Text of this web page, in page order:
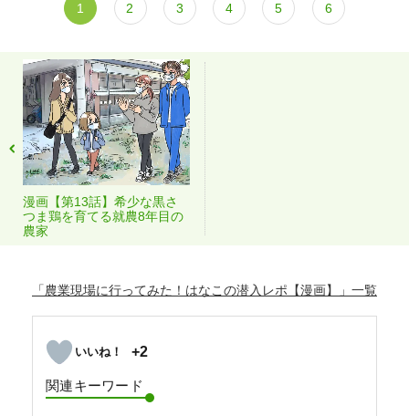
1 2 3 4 5 6
漫画【第13話】希少な黒さ
つま鶏を育てる就農8年目の
農家
「農業現場に行ってみた！はなこの潜入レポ【漫画】」
+2
関連キーワード